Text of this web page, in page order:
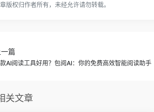
版权归作者所有，未经允许请勿转载。
一篇
AI阅读工具好用？包阅AI：你的免费高效智能阅读助手
关文章